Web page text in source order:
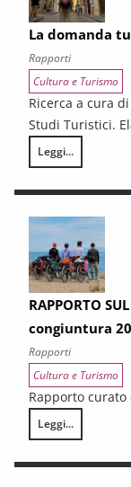
La domanda
Rapporti
Cultura e Turismo
Ricerca a cura
Studi Turistici.
Leggi...
La domanda
RAPPORTO
congiuntura
Rapporti
Cultura e Turismo
Rapporto curato
Leggi...
RAPPORTO